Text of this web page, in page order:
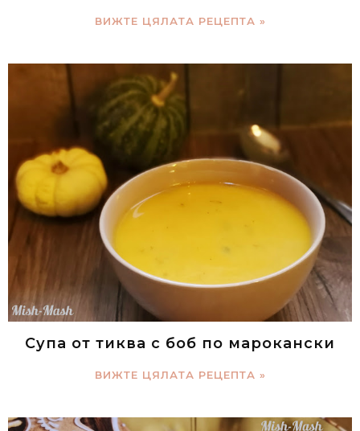
ВИЖТЕ ЦЯЛАТА РЕЦЕПТА »
Супа от тиква с боб по марокански
ВИЖТЕ ЦЯЛАТА РЕЦЕПТА »